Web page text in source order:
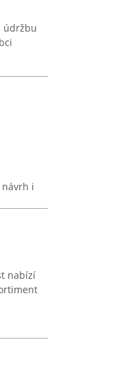
údržbu
i
nabízí